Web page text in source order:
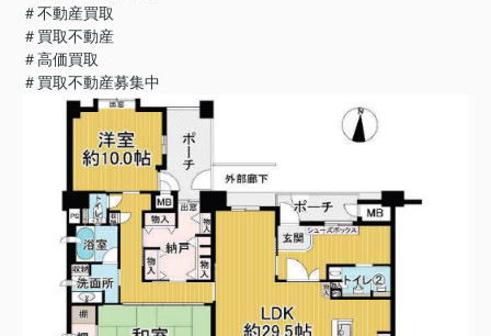
＃不動産買取
＃買取不動産
＃高価買取
＃買取不動産募集中